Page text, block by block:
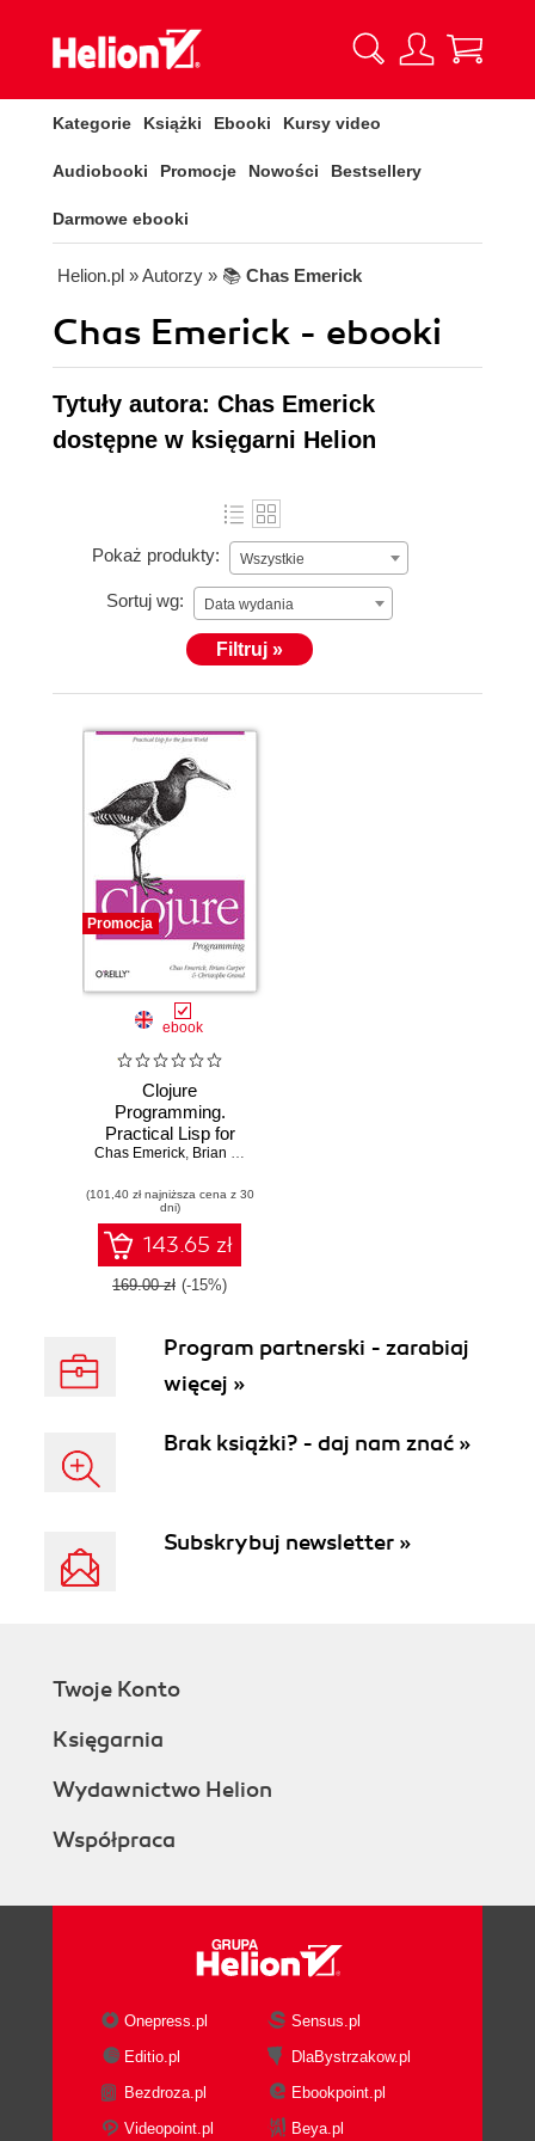
Kategorie Książki Ebooki Kursy video
Audiobooki Promocje Nowości Bestsellery
Darmowe ebooki
Helion.pl » Autorzy » 📚 Chas Emerick
Chas Emerick - ebooki
Tytuły autora: Chas Emerick
dostępne w księgarni Helion
Pokaż produkty: Wszystkie
Sortuj wg: Data wydania
Filtruj »
Promocja
ebook
Clojure
Programming.
Practical Lisp for
the Java World
Chas Emerick, Brian Carper
(101,40 zł najniższa cena z 30
dni)
143.65 zł
169.00 zł (-15%)
Program partnerski - zarabiaj
więcej »
Brak książki? - daj nam znać »
Subskrybuj newsletter »
Twoje Konto
Księgarnia
Wydawnictwo Helion
Współpraca
Onepress.pl
Sensus.pl
Editio.pl
DlaBystrzakow.pl
Bezdroza.pl
Ebookpoint.pl
Videopoint.pl
Beya.pl